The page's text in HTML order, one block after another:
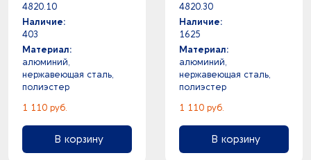
4820.10
Наличие:
403
Материал:
алюминий,
нержавеющая сталь,
полиэстер
1 110 руб.
В корзину
4820.30
Наличие:
1625
Материал:
алюминий,
нержавеющая сталь,
полиэстер
1 110 руб.
В корзину